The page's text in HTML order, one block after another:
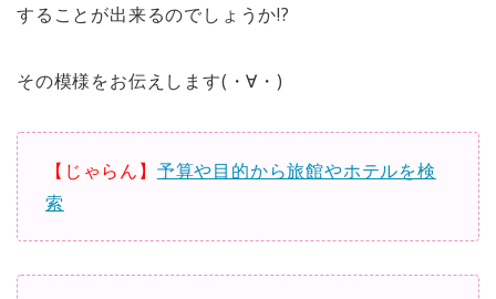
することが出来るのでしょうか!?
その模様をお伝えします(・∀・)
【じゃらん】 予算や目的から旅館やホテルを検
索